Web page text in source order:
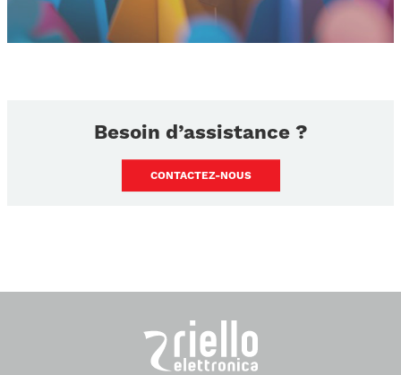
Besoin d’assistance ?
CONTACTEZ-NOUS